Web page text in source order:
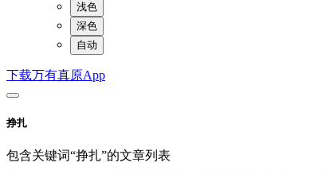
浅色
深色
自动
下载万有真原App
挣扎
包含关键词“挣扎”的文章列表